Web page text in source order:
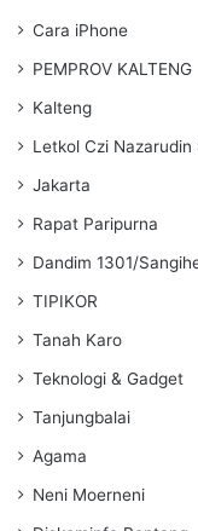
Cara iPhone
PEMPROV KALTENG
Kalteng
Letkol Czi Nazarudin
Jakarta
Rapat Paripurna
Dandim 1301/
TIPIKOR
Tanah Karo
Teknologi & Gadget
Tanjungbalai
Agama
Neni Moerneni